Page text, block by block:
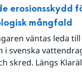
erosionsskydd
mångfald
väntas leda
i svenska
skred. Längs